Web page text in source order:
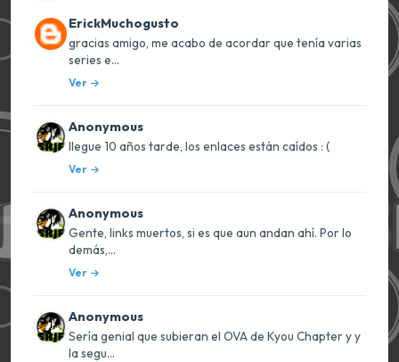
ErickMuchogusto
gracias amigo, me acabo de acordar que tenía varias
series e...
Ver
Anonymous
llegue 10 años tarde, los enlaces están caídos : (
Ver
Anonymous
Gente, links muertos, si es que aun andan ahí. Por lo
demás,...
Ver
Anonymous
Sería genial que subieran el OVA de Kyou Chapter y y
la segu...